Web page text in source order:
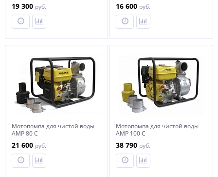
19 300 руб. 16 600 руб.
Мотопомпа для чистой воды
АМР 80 С
21 600 руб.
Мотопомпа для чистой воды
АМР 100 С
38 790 руб.